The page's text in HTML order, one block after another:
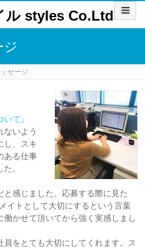
ル styles Co.Ltd
ジ
セージ
て』
ないよう
し、スキ
ある仕事
。
感じました。応募する際に見た
イトとして大切にするという言葉
かせて頂いてから強く実感しまし
員をとても大切にしてくれます。ス